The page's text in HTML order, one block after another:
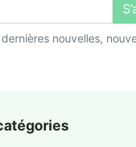
nouvelles,